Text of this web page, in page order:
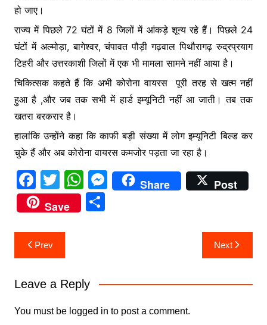
हो जाए।
राज्य में पिछले 72 घंटों में 8 जिलों में आंकड़े शून्य रहे हैं। पिछले 24
घंटों में अल्मोड़ा, बागेश्वर, चंपावत पौड़ी गढ़वाल पिथौरागढ़ रुद्रप्रयाग
टिहरी और उत्तरकाशी जिलों में एक भी मामला सामने नहीं आया है।
चिकित्सक कहते हैं कि अभी कोरोना वायरस पूरी तरह से खत्म नहीं
हुआ है ,और जब तक सभी में हार्ड इम्यूनिटी नहीं आ जाती। तब तक
खतरा बरकरार है।
हालांकि उन्होंने कहा कि काफी बड़ी संख्या में लोग इम्यूनिटी बिल्ड कर
चुके हैं और अब कोरोना वायरस कमजोर पड़ता जा रहा है।
F
a
c
e
b
o
k
T
w
itt
er
W
h
at
p
p
M
e
er
Share
Post
Save
S
Post
navigation
Prev Next
Leave a Reply
You must be logged in to post a comment.